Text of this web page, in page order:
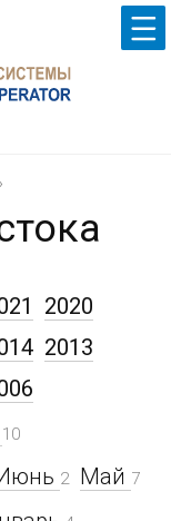
10
2 Май 7
2020
2013